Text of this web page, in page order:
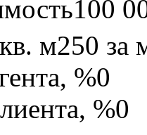
100
м250 за
%0
%0